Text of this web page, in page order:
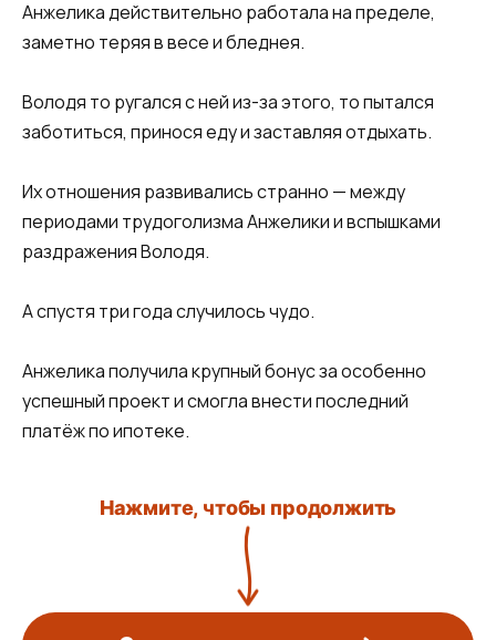
Анжелика действительно работала на пределе,
заметно теряя в весе и бледнея.
Володя то ругался с ней из-за этого, то пытался
заботиться, принося еду и заставляя отдыхать.
Их отношения развивались странно — между
периодами трудоголизма Анжелики и вспышками
раздражения Володя.
А спустя три года случилось чудо.
Анжелика получила крупный бонус за особенно
успешный проект и смогла внести последний
платёж по ипотеке.
Нажмите, чтобы продолжить